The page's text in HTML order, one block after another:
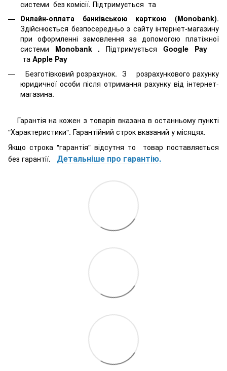
системи без комісії. Підтримується та
Онлайн-оплата банківською карткою (Monobank).
Здійснюється безпосередньо з сайту інтернет-магазину
при оформленні замовлення за допомогою платіжної
системи Monobank .Підтримується Google Pay
та Apple Pay
Безготівковий розрахунок. З розрахункового рахунку
юридичної особи після отримання рахунку від інтернет-
магазина.
Гарантія на кожен з товарів вказана в останньому пункті
"Характеристики". Гарантійний строк вказаний у місяцях.
Якщо строка "гарантія" відсутня то товар поставляється
без гарантії. Детальніше про гарантію.